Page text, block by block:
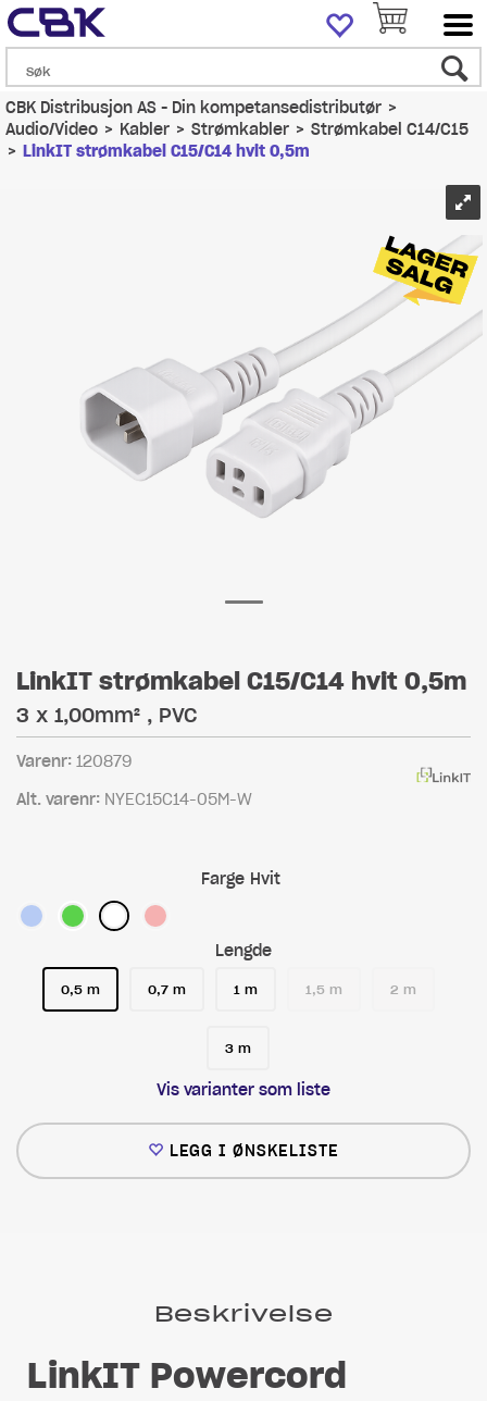
CBK Distribusjon AS - Din kompetansedistributør>
Audio/Video>Kabler>Strømkabler>Strømkabel C14/C15
>LinkIT strømkabel C15/C14 hvit 0,5m
LinkIT strømkabel C15/C14 hvit 0,5m
3 x 1,00mm² , PVC
Varenr: 120879
Alt. varenr: NYEC15C14-05M-W
Farge Hvit
Lengde
0,5 m 0,7 m 1 m 1,5 m 2 m
3 m
Vis varianter som liste
LEGG I ØNSKELISTE
Beskrivelse
LinkIT Powercord